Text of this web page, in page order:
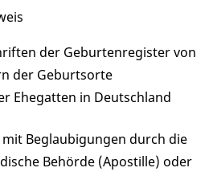
der Geburtenregister von
der Geburtsorte
Ehegatten in Deutschland
Beglaubigungen durch die
Behörde (Apostille) oder